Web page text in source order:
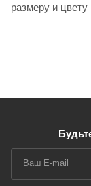
размеру и цвету